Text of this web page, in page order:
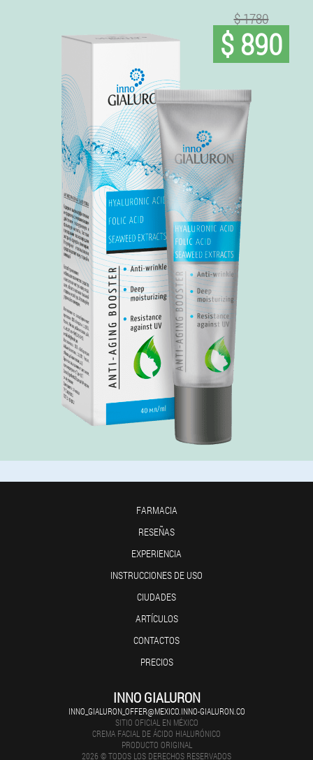
$ 1780
$ 890
FARMACIA
RESEÑAS
EXPERIENCIA
INSTRUCCIONES DE USO
CIUDADES
ARTÍCULOS
CONTACTOS
PRECIOS
INNO GIALURON
INNO_GIALURON_OFFER@MEXICO.INNO-GIALURON.CO
SITIO OFICIAL EN MÉXICO
CREMA FACIAL DE ÁCIDO HIALURÓNICO
PRODUCTO ORIGINAL
2026 © TODOS LOS DERECHOS RESERVADOS